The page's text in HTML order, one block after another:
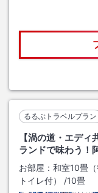
るるぶトラベルプラン
【渦の道・エデ
ランドで味わう！
お部屋： 和室10畳
トイレ付）
/10畳